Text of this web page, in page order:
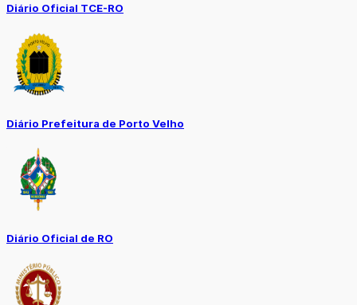
Diário Oficial TCE-RO
Diário Prefeitura de Porto Velho
Diário Oficial de RO